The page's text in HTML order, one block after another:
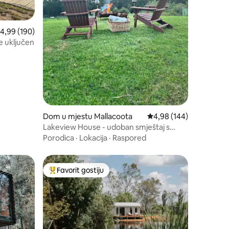
ocjena: 4,99 od 5, recenzija: 190
4,99 (190)
uključen
Dom u mjestu Mallacoota Prosječna ocjena: 4,98
4,98 (144)
Lakeview House - udoban smještaj s
spektakularnim pogledom
Porodica · Lokacija · Raspored
Glavni favorit gostiju
Favorit gostiju